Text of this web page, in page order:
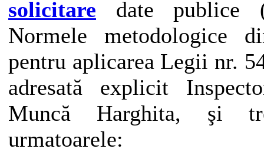
solicitare date publice
Normele metodologice
pentru aplicarea Legii nr.
adresată explicit
Muncă Harghita, şi
urmatoarele: